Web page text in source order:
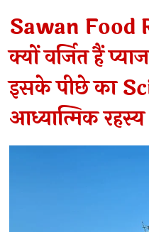
Sawan Food
क्यों वर्जित हैं
इसके पीछे का
आध्यात्मिक रहस्य